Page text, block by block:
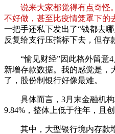
说来大家都觉得有点奇怪
不好做，甚至比疫情笼罩下的
一把手还私下发出了“钱都去
反复给支行压指标下去，但存
“愉见财经”因此格外留意
新增存款数据。我的感觉是，
了，股份制银行好像最难。
具体而言，3月末金融机
9.84%，整体上低于往年，且
其中，大型银行境内存款